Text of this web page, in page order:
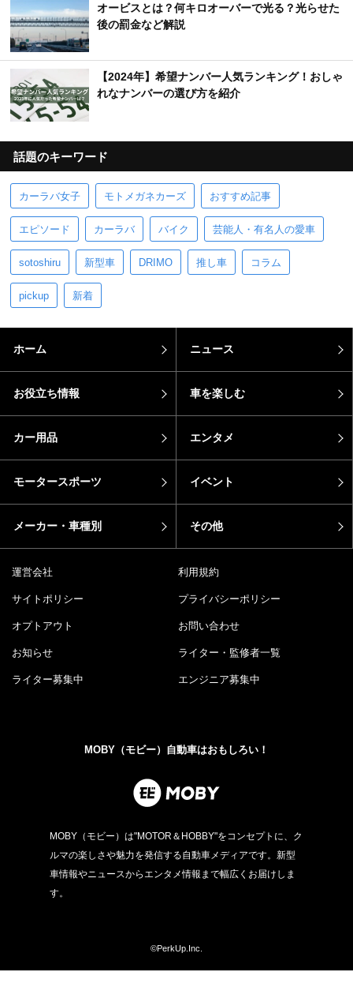
オービスとは？何キロオーバーで光る？光らせた
後の罰金など解説
【2024年】希望ナンバー人気ランキング！おしゃ
れなナンバーの選び方を紹介
話題のキーワード
カーラバ女子 モトメガネカーズ おすすめ記事
エピソード カーラバ バイク 芸能人・有名人の愛車
sotoshiru 新型車 DRIMO 推し車 コラム
pickup 新着
ホーム ニュース
お役立ち情報 車を楽しむ
カー用品 エンタメ
モータースポーツ イベント
メーカー・車種別 その他
運営会社 利用規約
サイトポリシー プライバシーポリシー
オプトアウト お問い合わせ
お知らせ ライター・監修者一覧
ライター募集中 エンジニア募集中
MOBY（モビー）自動車はおもしろい！
MOBY（モビー）は"MOTOR＆HOBBY"をコンセプトに、ク
ルマの楽しさや魅力を発信する自動車メディアです。新型
車情報やニュースからエンタメ情報まで幅広くお届けしま
す。
©PerkUp.Inc.